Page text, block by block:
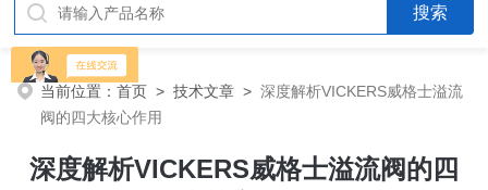
当前位置：首页 >技术文章 >深度解析VICKERS威格士溢流
阀的四大核心作用
深度解析VICKERS威格士溢流阀的四